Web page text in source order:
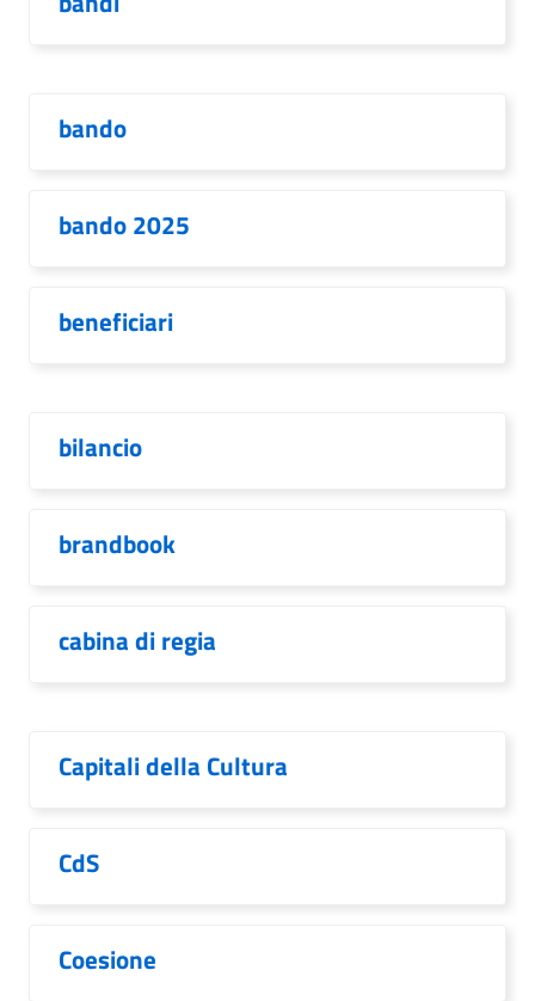
bando
bando 2025
beneficiari
bilancio
brandbook
cabina di regia
Capitali della Cultura
CdS
Coesione